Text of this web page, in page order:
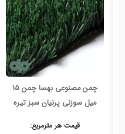
چمن مصنوعی بهسا چمن 15
میل سوزنی پرنیان سبز تیره
قیمت هر مترمربع: